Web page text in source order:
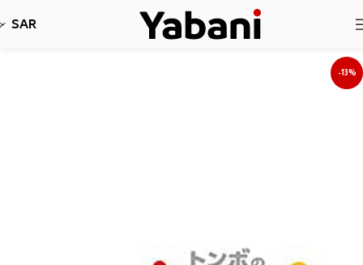
SAR
-13%
نأسف، لا نقبل طلبات حاليا بسبب توقف الشحن